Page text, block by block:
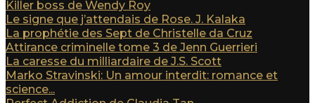
Killer boss de Wendy Roy
Le signe que j’attendais de Rose. J. Kalaka
La prophétie des Sept de Christelle da Cruz
Attirance criminelle tome 3 de Jenn Guerrieri
La caresse du milliardaire de J.S. Scott
Marko Stravinski: Un amour interdit: romance et
science...